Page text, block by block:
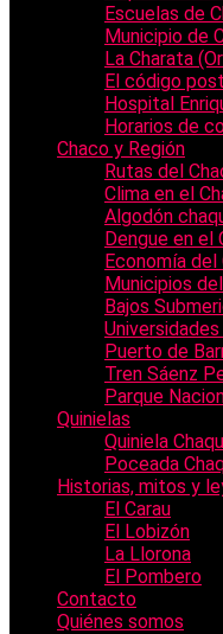
Escuelas de
Municipio de
La Charata
El código
Hospital
Horarios de
Chaco y Región
Rutas del
Clima en el
Algodón
Dengue en el
Economía del
Municipios
Bajos
Puerto de
Tren Sáenz
Parque
Quinielas
Quiniela
Poceada
Historias, mitos y
El Carau
El Lobizón
La Llorona
El Pombero
Contacto
Quiénes somos